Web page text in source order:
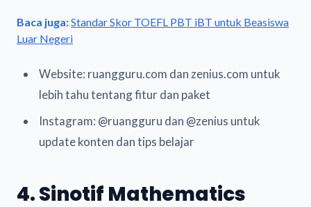
Baca juga:Standar Skor TOEFL PBT iBT untuk Beasiswa
Luar Negeri
Website: ruangguru.com dan zenius.com untuk
lebih tahu tentang fitur dan paket
Instagram: @ruangguru dan @zenius untuk
update konten dan tips belajar
4. Sinotif Mathematics